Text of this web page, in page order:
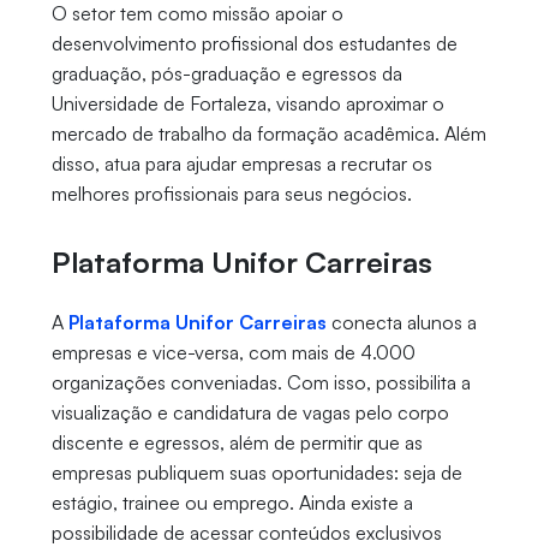
O setor tem como missão apoiar o
desenvolvimento profissional dos estudantes de
graduação, pós-graduação e egressos da
Universidade de Fortaleza, visando aproximar o
mercado de trabalho da formação acadêmica. Além
disso, atua para ajudar empresas a recrutar os
melhores profissionais para seus negócios.
Plataforma Unifor Carreiras
A Plataforma Unifor Carreiras conecta alunos a
empresas e vice-versa, com mais de 4.000
organizações conveniadas. Com isso, possibilita a
visualização e candidatura de vagas pelo corpo
discente e egressos, além de permitir que as
empresas publiquem suas oportunidades: seja de
estágio, trainee ou emprego. Ainda existe a
possibilidade de acessar conteúdos exclusivos